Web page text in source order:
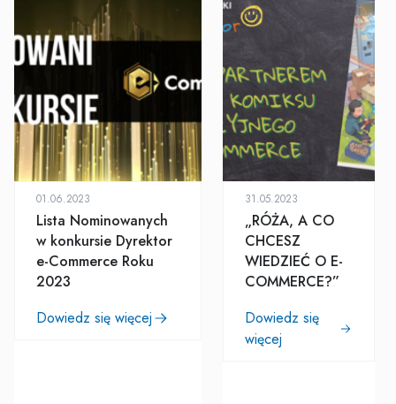
01.06.2023
Lista Nominowanych
w konkursie Dyrektor
e-Commerce Roku
2023
Dowiedz się więcej
31.05.2023
„RÓŻA, A CO
CHCESZ
WIEDZIEĆ O E-
COMMERCE?”
Dowiedz się
więcej